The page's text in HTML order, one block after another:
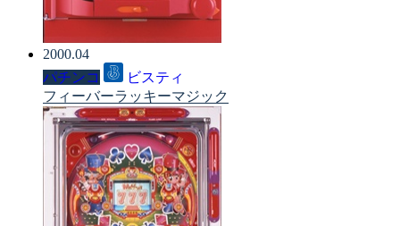
2000.04
パチンコ
ビスティ
フィーバーラッキーマジック